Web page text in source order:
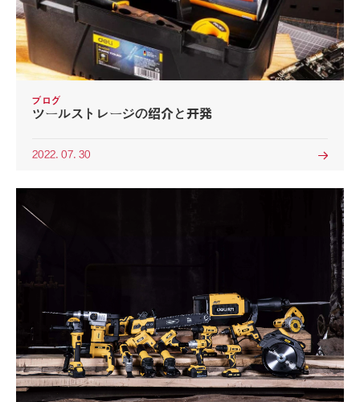
ブログ
ツールストレージの绍介と开発
2022. 07. 30 